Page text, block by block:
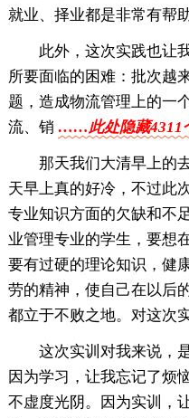
就业、择业都是非常有帮助
此外，这次实践也让
所要面临的困难：批次越
题，造成物流管理上的一
流、销 ……此处隐藏
那天我们大清早上的
天早上真的好冷，不过此
专业知识方面的欠缺和不
业管理专业的学生，要想
要有过硬的理论知识，健
劳的精神，使自己在以后
都立于不败之地。对这次
这次实训对我来说，
因为学习，让我忘记了烦
不虚度光阴。因为实训，